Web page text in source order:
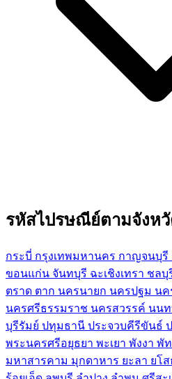
รหัสไปรษณีย์ตามจังห
กระบี่ กรุงเทพมหานคร กาญจนบุรี
ขอนแก่น จันทบุรี ฉะเชิงเทรา ชลบุ
ตราด ตาก นครนายก นครปฐม นค
นครศรีธรรมราช นครสวรรค์ นนท
บุรีรัมย์ ปทุมธานี ประจวบคีรีขันธ์
พระนครศรีอยุธยา พะเยา พังงา พั
มหาสารคาม มุกดาหาร ยะลา ยโส